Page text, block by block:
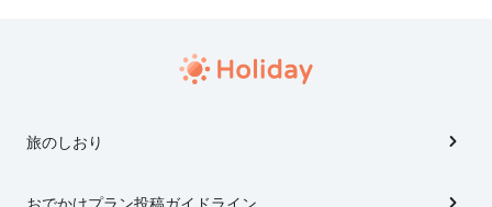
旅のしおり
おでかけプラン投稿ガイドライン